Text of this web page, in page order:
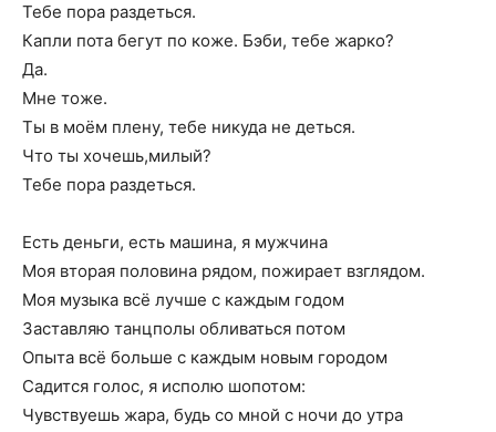
Тебе пора раздеться.
Капли пота бегут по коже. Бэби, тебе жарко?
Да.
Мне тоже.
Ты в моём плену, тебе никуда не деться.
Что ты хочешь,милый?
Тебе пора раздеться.
Есть деньги, есть машина, я мужчина
Моя вторая половина рядом, пожирает взглядом.
Моя музыка всё лучше с каждым годом
Заставляю танцполы обливаться потом
Опыта всё больше с каждым новым городом
Садится голос, я исполю шопотом:
Чувствуешь жара, будь со мной с ночи до утра